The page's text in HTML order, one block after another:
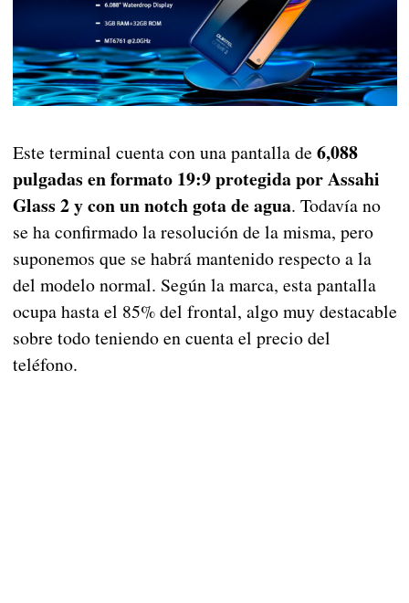
Este terminal cuenta con una pantalla de 6,088
pulgadas en formato 19:9 protegida por Assahi
Glass 2 y con un notch gota de agua. Todavía no
se ha confirmado la resolución de la misma, pero
suponemos que se habrá mantenido respecto a la
del modelo normal. Según la marca, esta pantalla
ocupa hasta el 85% del frontal, algo muy destacable
sobre todo teniendo en cuenta el precio del
teléfono.